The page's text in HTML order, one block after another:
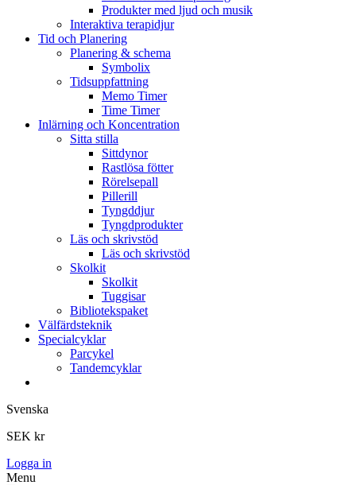
Produkter med ljud och musik
Interaktiva terapidjur
Tid och Planering
Planering & schema
Symbolix
Tidsuppfattning
Memo Timer
Time Timer
Inlärning och Koncentration
Sitta stilla
Sittdynor
Rastlösa fötter
Rörelsepall
Pillerill
Tyngddjur
Tyngdprodukter
Läs och skrivstöd
Läs och skrivstöd
Skolkit
Skolkit
Tuggisar
Bibliotekspaket
Välfärdsteknik
Specialcyklar
Parcykel
Tandemcyklar
Svenska
SEK kr
Logga in
Menu